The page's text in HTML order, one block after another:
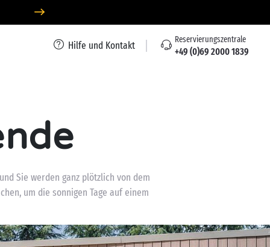
Hilfe und Kontakt Reservierungszentrale
+49 (0)69 2000 1839
Sie werden ganz plötzlich von dem
um die sonnigen Tage auf einem